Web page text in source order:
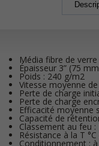
Média fibre de verre
Épaisseur 3” (75
Poids : 240 g/m2
Vitesse moyenne
Perte de charge
Perte de charge
Efficacité moyenne
Capacité de
Classement au feu :
Résistance à la T °C
Conditionnement :